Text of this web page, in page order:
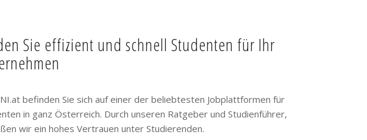
Sie effizient und schnell Studenten für Ihr
befinden Sie sich auf einer der beliebtesten Jobplattformen für
in ganz Österreich. Durch unseren Ratgeber und Studienführer,
wir ein hohes Vertrauen unter Studierenden.